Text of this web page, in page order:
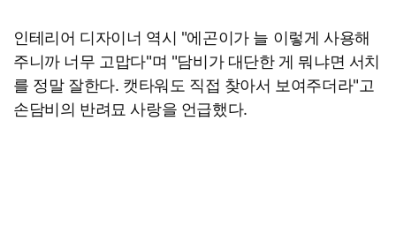
인테리어 디자이너 역시 "에곤이가 늘 이렇게 사용해
주니까 너무 고맙다"며 "담비가 대단한 게 뭐냐면 서치
를 정말 잘한다. 캣타워도 직접 찾아서 보여주더라"고
손담비의 반려묘 사랑을 언급했다.